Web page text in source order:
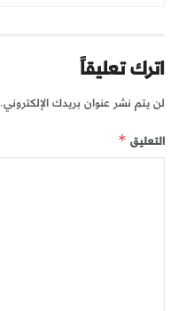
اترك تعليقاً
لن يتم نشر عنوان بريدك الإلكتروني.
التعليق *